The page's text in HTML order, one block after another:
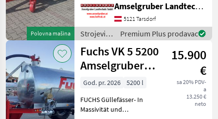
Polovna mašina
(Stärkste Materialstärken +
Beste Materialen und Beste
Komponenten der
führenden TOP Hersteller!)
Sei
Amselgruber Landtechnik GmbH
5121 Tarsdorf
Strojevi
za
đubrenje,
gnojenje i
navodnjavanje
/ Fuchs
Premium Plus prodavac
Fuchs VK 5 5200
Amselgruber
Edition
15.900
€
sa 20% PDV-
a
13.250 €
neto
God. pr. 2026
5200 l
FUCHS Güllefässer- In
Massivität und